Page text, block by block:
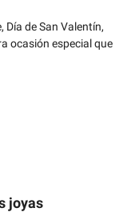
Día de San Valentín,
ocasión especial que
joyas